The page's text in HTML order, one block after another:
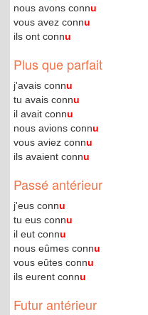
nous avons connu
vous avez connu
ils ont connu
Plus que parfait
j'avais connu
tu avais connu
il avait connu
nous avions connu
vous aviez connu
ils avaient connu
Passé antérieur
j'eus connu
tu eus connu
il eut connu
nous eûmes connu
vous eûtes connu
ils eurent connu
Futur antérieur